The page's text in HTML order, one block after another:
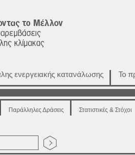
ενεργειακής κατανάλωσης Το
Παράλληλες Δράσεις Στατιστικές & Στόχοι